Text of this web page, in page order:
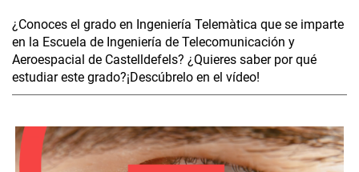
¿Conoces el grado en Ingeniería Telemàtica que se imparte
en la Escuela de Ingeniería de Telecomunicación y
Aeroespacial de Castelldefels? ¿Quieres saber por qué
estudiar este grado?¡Descúbrelo en el vídeo!